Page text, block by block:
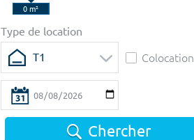
Type de location
T1
Colocation
Chercher